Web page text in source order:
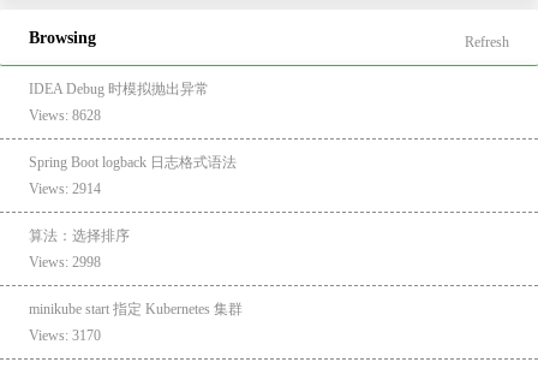
Browsing Refresh
IDEA Debug 时模拟抛出异常
Views: 8628
Spring Boot logback 日志格式语法
Views: 2914
算法：选择排序
Views: 2998
minikube start 指定 Kubernetes 集群
Views: 3170